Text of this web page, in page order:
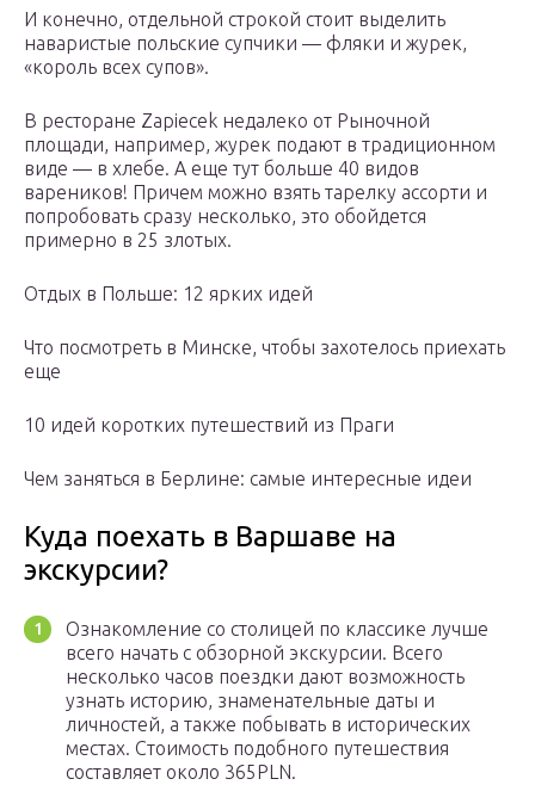
И конечно, отдельной строкой стоит выделить
наваристые польские супчики — фляки и журек,
«король всех супов».
В ресторане Zapiecek недалеко от Рыночной
площади, например, журек подают в традиционном
виде — в хлебе. А еще тут больше 40 видов
вареников! Причем можно взять тарелку ассорти и
попробовать сразу несколько, это обойдется
примерно в 25 злотых.
Отдых в Польше: 12 ярких идей
Что посмотреть в Минске, чтобы захотелось приехать
еще
10 идей коротких путешествий из Праги
Чем заняться в Берлине: самые интересные идеи
Куда поехать в Варшаве на
экскурсии?
Ознакомление со столицей по классике лучше
всего начать с обзорной экскурсии. Всего
несколько часов поездки дают возможность
узнать историю, знаменательные даты и
личностей, а также побывать в исторических
местах. Стоимость подобного путешествия
составляет около 365PLN.